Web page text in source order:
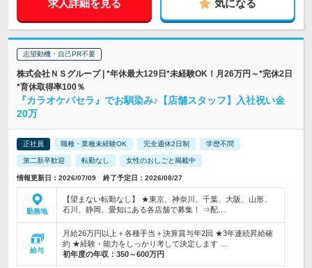
求人詳細を見る 気になる
志望動機・自己PR不要
株式会社ＮＳグループ | *年休最大129日*未経験OK！月26万円～*完休2日
*育休取得率100％
『カラオケパセラ』でお馴染み♪【店舗スタッフ】入社祝い金
20万
正社員 職種・業種未経験OK 完全週休2日制 学歴不問
第二新卒歓迎 転勤なし 女性のおしごと掲載中
情報更新日：2026/07/09 終了予定日：2026/08/27
勤務地
【望まない転勤なし】 ★東京、神奈川、千葉、大阪、山形、
石川、静岡、愛知にある各店舗で募集！ ⇒配…
給与
月給26万円以上＋各種手当＋決算賞与年2回 ★3年連続昇給確
約 ★経験・能力をしっかり考して決定します …
初年度の年収： 350～600万円